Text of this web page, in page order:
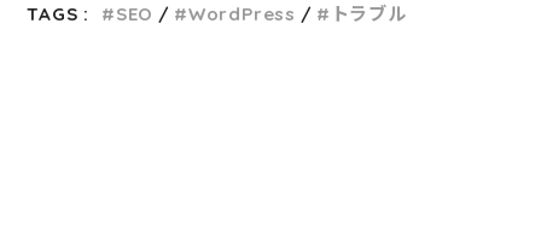
TAGS :
SEO WordPress トラブル